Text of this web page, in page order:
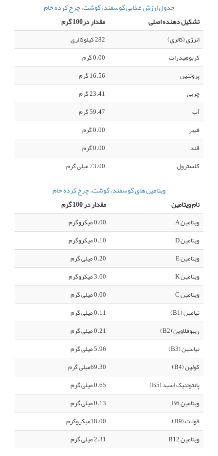
جدول ارزش غذایی گوسفند، گوشت، چرخ کرده خام
تشکیل دهنده اصلی
مقدار در100 گرم
انرژی (کالری)
282 کیلوکالری
کربوهیدرات
0.00 گرم
پروتئین
16.56 گرم
چربی
23.41 گرم
آب
59.47 گرم
فیبر
0.00 گرم
قند
0.00 گرم
کلسترول
73.00 میلی گرم
ویتامین های گوسفند، گوشت، چرخ کرده خام
نام ویتامین
مقدار در 100 گرم
ویتامین A
0.00 میکروگرم
ویتامین D
0.10 میکروگرم
ویتامین E
0.20 میلی گرم
ویتامین K
3.60 میکروگرم
ویتامین C
0.00 میلی گرم
تیامین (B1)
0.11 میلی گرم
ریبوفلاوین (B2)
0.21 میلی گرم
نیاسین (B3)
5.96 میلی گرم
کولین (B4)
69.30میلی گرم
پانتوتنیک اسید (B5)
0.65 میلی گرم
ویتامین B6
0.13 میلی گرم
فولات (B9)
18.00میکروگرم
ویتامین B12
2.31 میلی گرم